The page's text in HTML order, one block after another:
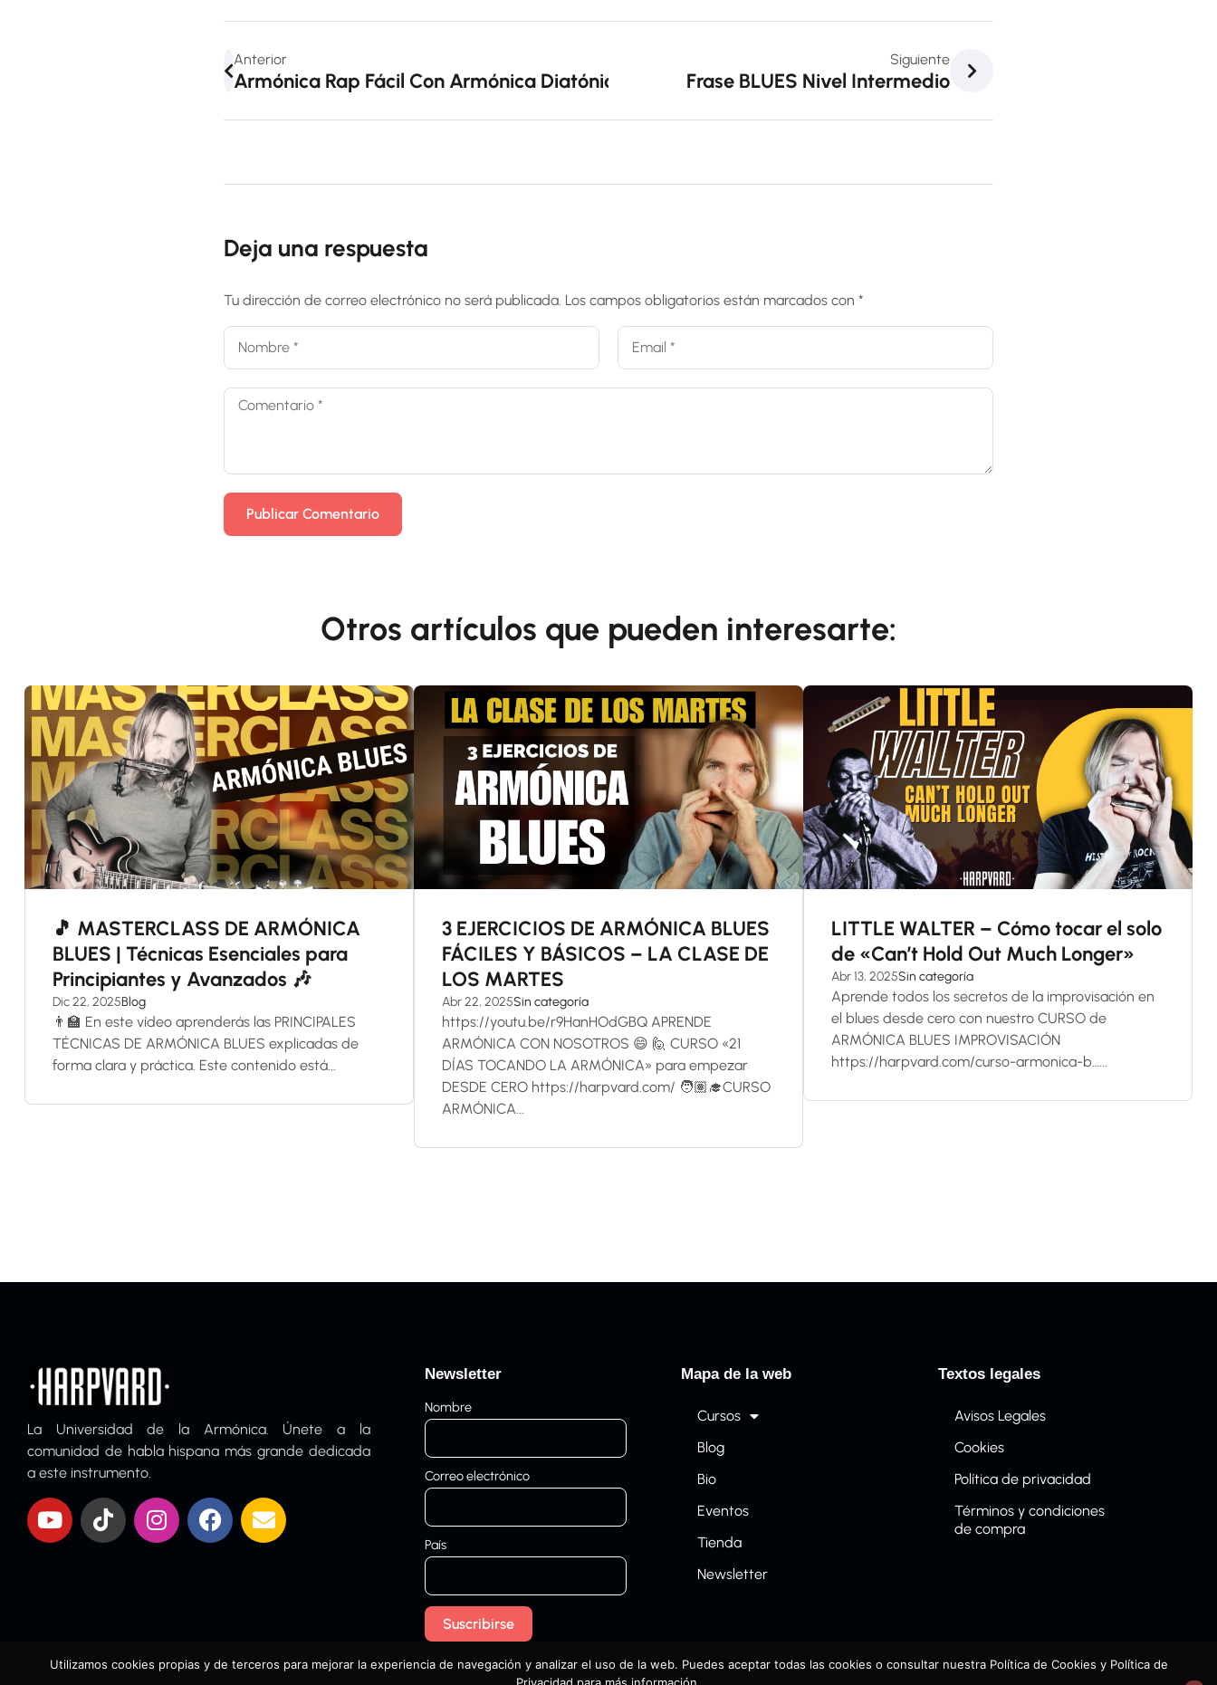
Anterior
Armónica Rap Fácil Con Armónica Diatónica En C
Siguiente
Frase BLUES Nivel Intermedio
Deja una respuesta
Tu dirección de correo electrónico no será publicada. Los campos obligatorios están marcados con *
Otros artículos que pueden interesarte:
🎵 MASTERCLASS DE ARMÓNICA
BLUES | Técnicas Esenciales para
Principiantes y Avanzados 🎶
Dic 22, 2025Blog
👨‍🏫 En este vídeo aprenderás las PRINCIPALES
TÉCNICAS DE ARMÓNICA BLUES explicadas de
forma clara y práctica. Este contenido está...
3 EJERCICIOS DE ARMÓNICA BLUES
FÁCILES Y BÁSICOS – LA CLASE DE
LOS MARTES
Abr 22, 2025Sin categoría
https://youtu.be/r9HanHOdGBQ APRENDE
ARMÓNICA CON NOSOTROS 😄 🙋 CURSO «21
DÍAS TOCANDO LA ARMÓNICA» para empezar
DESDE CERO https://harpvard.com/ 🧑🏽‍🎓CURSO
ARMÓNICA...
LITTLE WALTER – Cómo tocar el solo
de «Can’t Hold Out Much Longer»
Abr 13, 2025Sin categoría
Aprende todos los secretos de la improvisación en
el blues desde cero con nuestro CURSO de
ARMÓNICA BLUES IMPROVISACIÓN
https://harpvard.com/curso-armonica-b…...
La Universidad de la Armónica. Únete a la
comunidad de habla hispana más grande dedicada
a este instrumento.
Newsletter
Nombre
Correo electrónico
País
Mapa de la web
Cursos
Blog
Bio
Eventos
Tienda
Newsletter
Textos legales
Avisos Legales
Cookies
Política de privacidad
Términos y condiciones
de compra
Utilizamos cookies propias y de terceros para mejorar la experiencia de navegación y analizar el uso de la web. Puedes aceptar todas las cookies o consultar nuestra Política de Cookies y Política de